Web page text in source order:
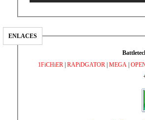
ENLACES
1FiCHiER RAPiDGATOR MEGA